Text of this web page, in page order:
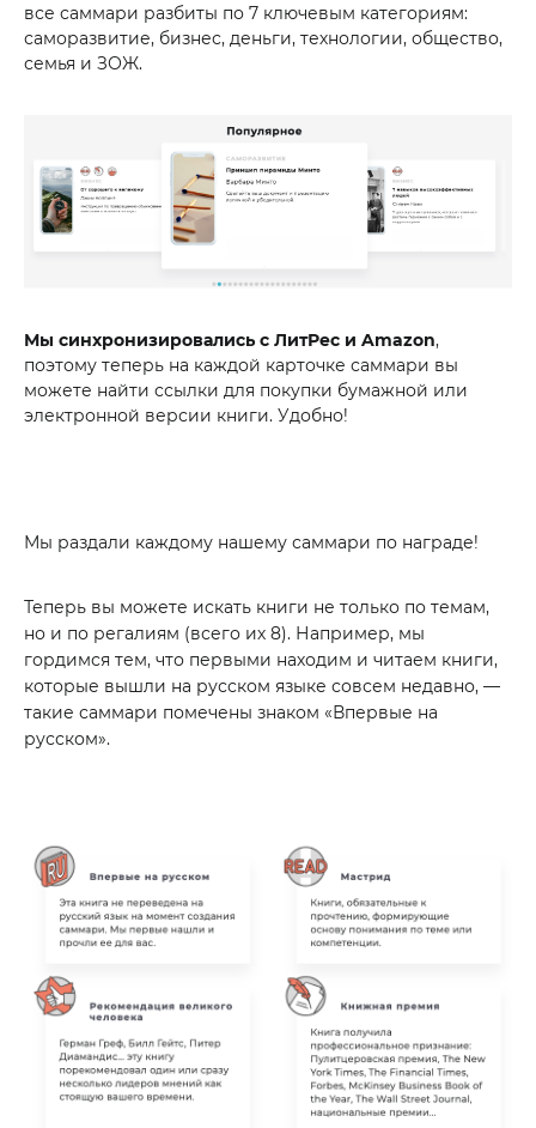
все саммари разбиты по 7 ключевым категориям:
саморазвитие, бизнес, деньги, технологии, общество,
семья и ЗОЖ.
Мы синхронизировались с ЛитРес и Amazon,
поэтому теперь на каждой карточке саммари вы
можете найти ссылки для покупки бумажной или
электронной версии книги. Удобно!
Мы раздали каждому нашему саммари по награде!
Теперь вы можете искать книги не только по темам,
но и по регалиям (всего их 8). Например, мы
гордимся тем, что первыми находим и читаем книги,
которые вышли на русском языке совсем недавно, —
такие саммари помечены знаком «Впервые на
русском».